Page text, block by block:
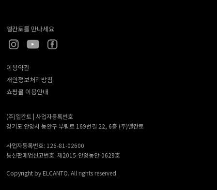
엘칸토를 만나세요
이용약관
개인정보처리방침
쇼핑몰 이용안내
(주)엘칸토 | 사업자등록번호
경기도 안양시 동안구 부림로 169번길 22, 6층 (주)엘칸토
사업자등록번호: 126-81-02600
통신판매업신고번호: 제2015-안양동안-0629호
Copyright by ELCANTO. All rights reserved.